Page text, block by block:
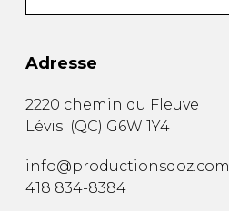
Adresse
2220 chemin du Fleuve
Lévis (QC) G6W 1Y4
info@productionsdoz.com
418 834-8384